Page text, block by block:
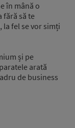
în mână o
fără să te
fel se vor simți
și pe
arată
de business